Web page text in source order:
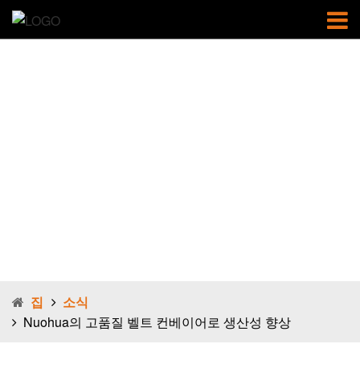
집
소식
Nuohua의 고품질 벨트 컨베이어로 생산성 향상